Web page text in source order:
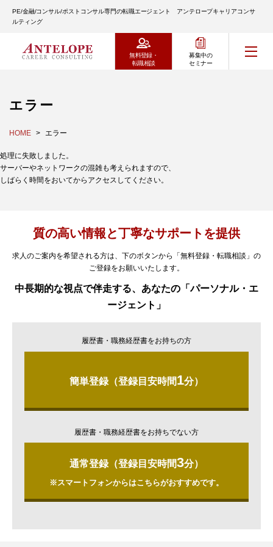
PE/金融/コンサル/ポストコンサル専門の転職エージェント アンテロープキャリアコンサ
ルティング
無料登録・
転職相談
募集中の
セミナー
エラー
HOME エラー
処理に失敗しました。
サーバーやネットワークの混雑も考えられますので、
しばらく時間をおいてからアクセスしてください。
質の高い情報と丁寧なサポートを提供
求人のご案内を希望される方は、下のボタンから「無料登録・転職相談」の
ご登録をお願いいたします。
中長期的な視点で伴走する、あなたの「パーソナル・エ
ージェント」
履歴書・職務経歴書をお持ちの方
簡単登録（登録目安時間1分）
履歴書・職務経歴書をお持ちでない方
通常登録（登録目安時間3分）
※スマートフォンからはこちらがおすすめです。